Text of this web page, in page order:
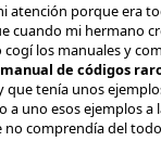
atención porque era
cuando mi hermano
los manuales y
manual de códigos
que tenía unos
uno esos ejemplos
comprendía del